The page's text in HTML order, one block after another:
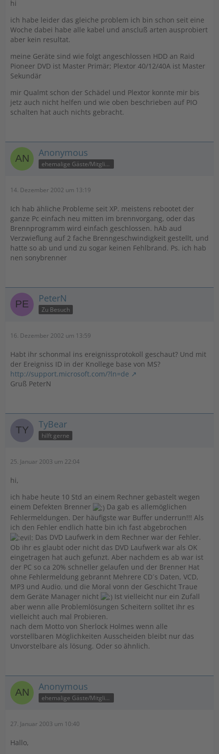
hi
ich habe leider das gleiche problem ich bin schon seit eine
Woche dabei habe alle kabel und anscluß arten ausprobiert
aber kein resultat.
meine Geräte sind wie folgt angeschlossen HDD an Raid
Pioneer DVD ist Master Primär; Plextor 40/12/40A ist Master
Sekundär
mir Qualmt schon der Schädel und Plextor konnte mir bis
jetz auch nicht helfen und wie oben beschrieben auf PIO
schalten hat auch nichts gebracht.
Anonymous
ehemalige Gäste/Mitglieder
14. Dezember 2002 um 13:19
Ich hab ähliche Probleme seit XP. meistens rebootet der
ganze Pc einfach neu mitten im brennvorgang, oder das
Brennprogramm wird einfach geschlossen. hAb aud
Verzwieflung auf 2 fache Brenngeschwindigkeit gestellt, und
hatte so ab und und zu sogar keinen Fehlbrand. Ps. ich hab
nen sonybrenner
PeterN
Zu Besuch
16. Dezember 2002 um 13:59
Habt ihr schonmal ins ereignissprotokoll geschaut? Und mit
der Ereigniss ID in der Knollege base von MS?
http://support.microsoft.com/?ln=de
Gruß PeterN
TyBear
hilft gerne
25. Januar 2003 um 22:04
hi,
ich habe heute 10 Std an einem Rechner gebastelt wegen
einem Defekten Brenner
Da gab es allemöglichen
Fehlermeldungen. Der häufigste war Buffer underrun!!! Als
ich den Fehler endlich hatte bin ich fast abgebrochen
Das DVD Laufwerk in dem Rechner war der Fehler.
Ob ihr es glaubt oder nicht das DVD Laufwerk war als OK
eingetragen hat auch gefunzt. Aber nachdem es ab war ist
der PC so ca 20% schneller gelaufen und der Brenner Hat
ohne Fehlermeldung gebrannt Mehrere CD´s Daten, VCD,
MP3 und Audio. und die Moral vonn der Geschicht Traue
dem Geräte Manager nicht
Ist vielleicht nur ein Zufall
aber wenn alle Problemlösungen Scheitern solltet ihr es
vielleicht auch mal Probieren.
nach dem Motto von Sherlock Holmes wenn alle
vorstellbaren Möglichkeiten Ausscheiden bleibt nur das
Unvorstelbare als lösung. Oder so ähnlich.
Anonymous
ehemalige Gäste/Mitglieder
27. Januar 2003 um 10:40
Hallo,